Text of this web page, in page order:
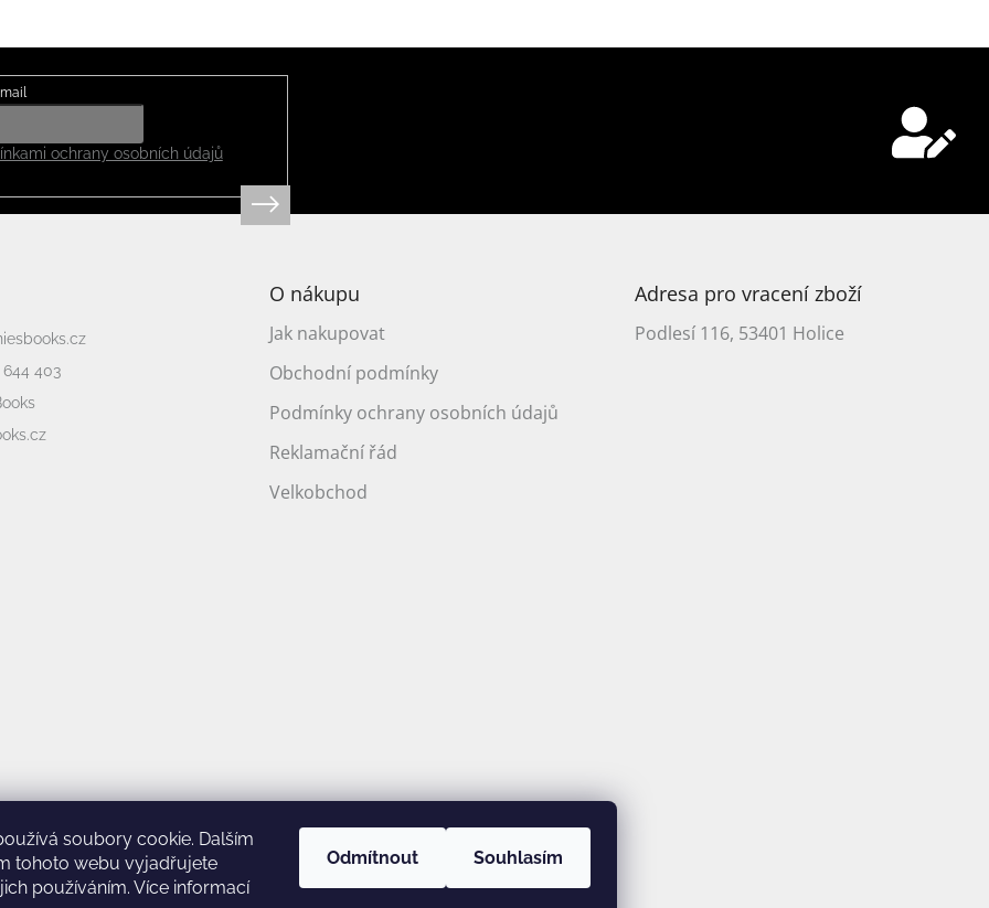
soubory cookie. Dalším
tohoto webu vyjadřujete
používáním. Více informací
Odmítnout Souhlasím
ochrany osobních údajů
644 403
O nákupu
Jak nakupovat
Obchodní podmínky
Podmínky ochrany osobních údajů
Reklamační řád
Velkobchod
Adresa pro vracení zboží
Podlesí 116, 53401 Holice